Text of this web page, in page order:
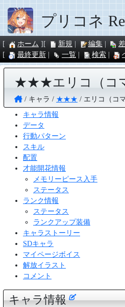
プリコネ
ホーム 新規 編集
最終更新
一覧 検索
★★★エリコ（コ
キャラ ★★★
エリコ（コ
キャラ情報
データ
行動パターン
スキル
配置
才能開花情報
メモリーピース入手
ステータス
ランク情報
ステータス
ランクアップ装備
キャラストーリー
SDキャラ
マイページボイス
解放イラスト
コメント
キャラ情報